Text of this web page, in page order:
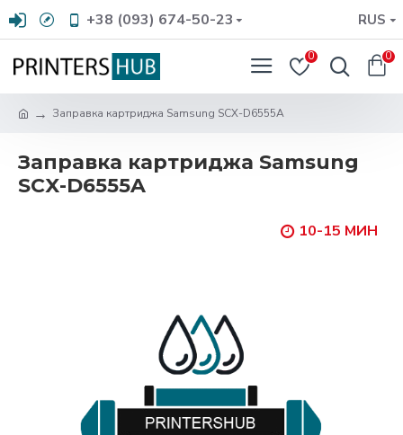
+38 (093) 674-50-23 RUS
0 0
Заправка картриджа Samsung SCX-D6555A
Заправка картриджа Samsung
SCX-D6555A
10-15 МИН